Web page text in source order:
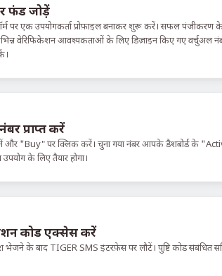
फंड जोड़ें
पर एक उपयोगकर्ता प्रोफ़ाइल बनाकर शुरू करें। सफल पंजीकरण
वेरिफिकेशन आवश्यकताओं के लिए डिज़ाइन किए गए वर्चुअल
प्राप्त करें
और "Buy" पर क्लिक करें। चुना गया नंबर आपके डैशबोर्ड के
के लिए तैयार होगा।
कोड एक्सेस करें
भेजने के बाद TIGER SMS इंटरफ़ेस पर लौटें। पुष्टि कोड संबंधित